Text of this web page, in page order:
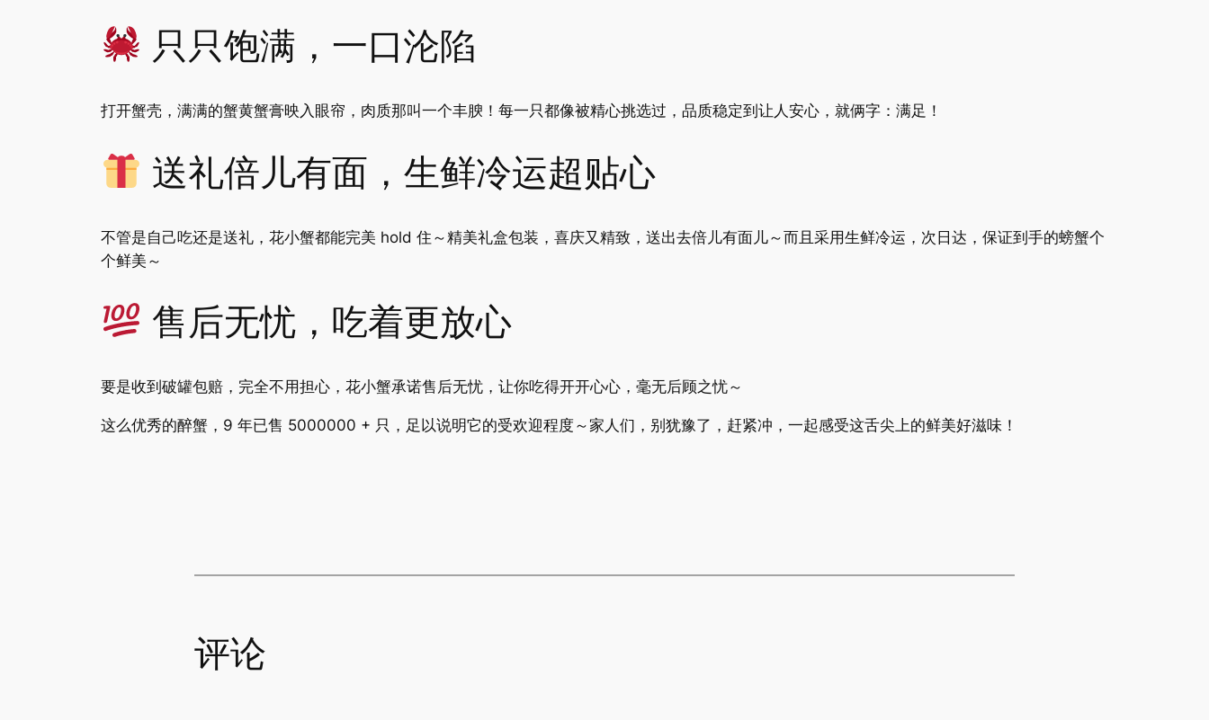
只只饱满，一口沦陷
打开蟹壳，满满的蟹黄蟹膏映入眼帘，肉质那叫一个丰腴！每一只都像被精心挑选过，品质稳定到让人安心，就俩字：满足！
送礼倍儿有面，生鲜冷运超贴心
不管是自己吃还是送礼，花小蟹都能完美 hold 住～精美礼盒包装，喜庆又精致，送出去倍儿有面儿～而且采用生鲜冷运，次日达，保证到手的螃蟹个
个鲜美～
售后无忧，吃着更放心
要是收到破罐包赔，完全不用担心，花小蟹承诺售后无忧，让你吃得开开心心，毫无后顾之忧～
这么优秀的醉蟹，9 年已售 5000000 + 只，足以说明它的受欢迎程度～家人们，别犹豫了，赶紧冲，一起感受这舌尖上的鲜美好滋味！
评论